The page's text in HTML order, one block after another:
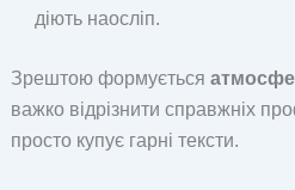
діють наосліп.
Зрештою формується
важко відрізнити справжніх
просто купує гарні тексти.